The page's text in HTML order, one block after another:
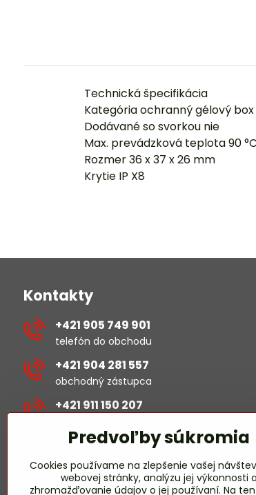
Technická špecifikácia
Kategória ochranný gélový box
Dodávané so svorkou nie
Max. prevádzková teplota 90 °C
Rozmer 36 x 37 x 26 mm
Krytie IP X8
Kontakty
+421 905 749 901
telefón do obchodu
+421 904 281 557
obchodný zástupca
+421 911 150 207
michal​.sustek​@hselectric​.sk
obchod​@hselectric​.sk
Predvoľby súkromia
Cookies používame na zlepšenie vašej
webovej stránky, analýzu jej výkonnosti a
zhromažďovanie údajov o jej používaní. Na